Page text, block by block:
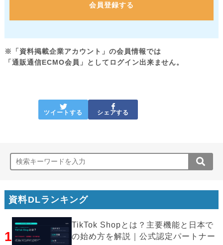
会員登録する
※「資料掲載企業アカウント」の会員情報では
「通販通信ECMO会員」としてログイン出来ません。
ツイートする シェアする
資料DLランキング
1
TikTok Shopとは？主要機能と日本で
の始め方を解説｜公式認定パートナー